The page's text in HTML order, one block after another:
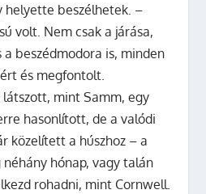
helyette beszélhetek. –
volt. Nem csak a járása,
a beszédmodora is, minden
és megfontolt.
mint Samm, egy
hasonlított, de a valódi
közelített a húszhoz – a
hónap, vagy talán
rohadni, mint Cornwell.